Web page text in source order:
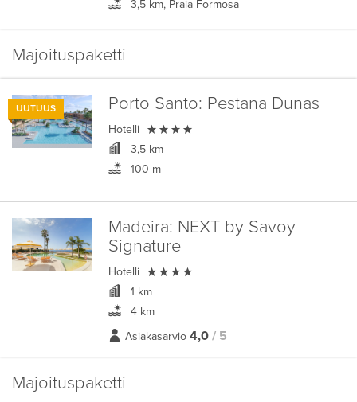
3,5 km, Praia Formosa
Majoituspaketti
UUTUUS Porto Santo: Pestana Dunas
Hotelli 
3,5 km
100 m
Madeira: NEXT by Savoy
Signature
Hotelli 
1 km
4 km
Asiakasarvio 4,0 / 5
Majoituspaketti